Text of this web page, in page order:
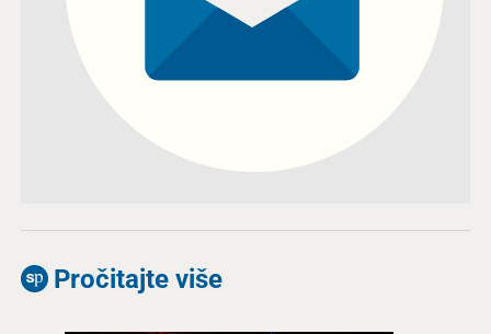
Pročitajte više